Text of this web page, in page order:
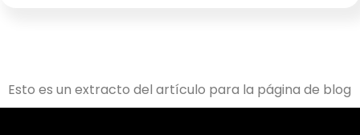
Esto es un extracto del artículo para la página de blog